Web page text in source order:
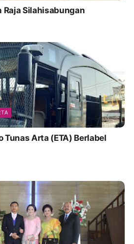
Raja Silahisabungan
Tunas Arta (ETA) Berlabel